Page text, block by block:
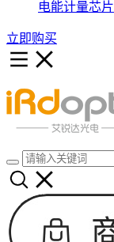
电能计量芯片
立即购买